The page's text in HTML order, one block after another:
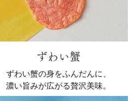
ずわい蟹
ずわい蟹の身をふんだんに、
濃い旨みが広がる贅沢美味。